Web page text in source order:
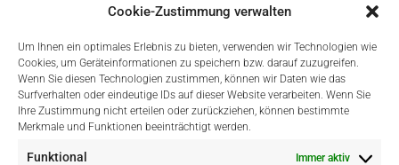
Cookie-Zustimmung verwalten
Um Ihnen ein optimales Erlebnis zu bieten, verwenden wir Technologien wie
Cookies, um Geräteinformationen zu speichern bzw. darauf zuzugreifen.
Wenn Sie diesen Technologien zustimmen, können wir Daten wie das
Surfverhalten oder eindeutige IDs auf dieser Website verarbeiten. Wenn Sie
Ihre Zustimmung nicht erteilen oder zurückziehen, können bestimmte
Merkmale und Funktionen beeinträchtigt werden.
Funktional Immer aktiv
Einfach Online Bezahlen